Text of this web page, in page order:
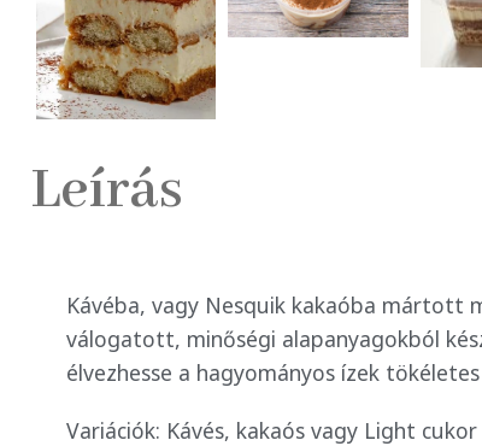
Leírás
Kávéba, vagy Nesquik kakaóba mártott
válogatott, minőségi alapanyagokból
élvezhesse a hagyományos ízek
Variációk: Kávés, kakaós vagy Light